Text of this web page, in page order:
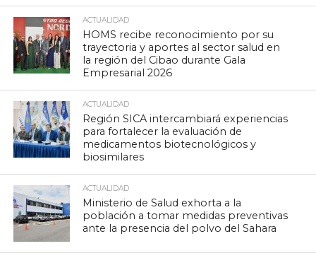
ACTUALIDAD
HOMS recibe reconocimiento por su
trayectoria y aportes al sector salud en
la región del Cibao durante Gala
Empresarial 2026
ACTUALIDAD
Región SICA intercambiará experiencias
para fortalecer la evaluación de
medicamentos biotecnológicos y
biosimilares
ACTUALIDAD
Ministerio de Salud exhorta a la
población a tomar medidas preventivas
ante la presencia del polvo del Sahara